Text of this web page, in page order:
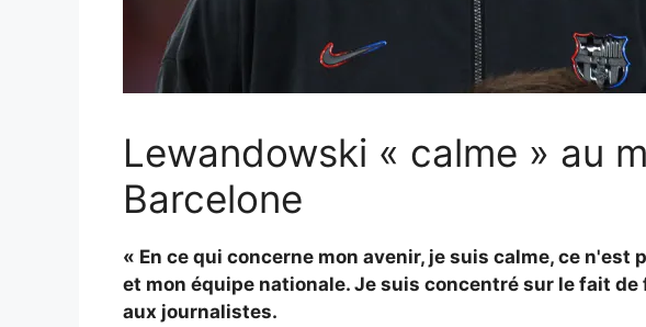
Lewandowski « calme » au
Barcelone
« En ce qui concerne mon avenir, je suis calme, ce
et mon équipe nationale. Je suis concentré sur le fait
aux journalistes.